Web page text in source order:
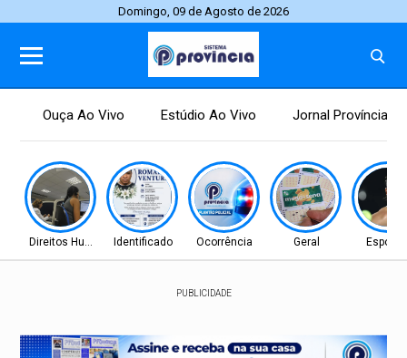
Domingo, 09 de Agosto de 2026
Ouça Ao Vivo Estúdio Ao Vivo Jornal Província
Direitos HumanosIdentificado Ocorrência Geral
PUBLICIDADE